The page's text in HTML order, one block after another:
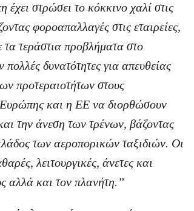
στρώσει το κόκκινο χαλί στις
φοροαπαλλαγές στις εταιρείες,
τεράστια προβλήματα στο
δυνατότητες για απευθείας
προτεραιοτήτων στους
Ευρώπης και η ΕΕ να διορθώσουν
την άνεση των τρένων, βάζοντας
των αεροπορικών ταξιδιών. Οι
λειτουργικές, άνετες και
αλλά και τον πλανήτη.”